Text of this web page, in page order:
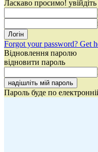
Ласкаво просимо! увійдіть
Forgot your password? Get
Відновлення паролю
відновити пароль
Пароль буде по